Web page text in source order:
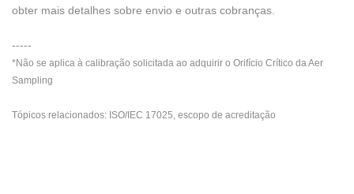
obter mais detalhes sobre envio e outras cobranças.
-----
*Não se aplica à calibração solicitada ao adquirir o Orifício Crítico da Aer
Sampling
Tópicos relacionados: ISO/IEC 17025, escopo de acreditação